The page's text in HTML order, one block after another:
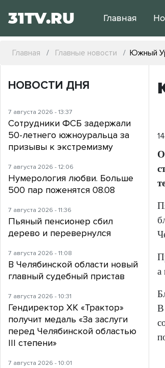
31TV.RU Главная
Главная Главные новости Южный
а
В
НОВОСТИ ДНЯ
7 августа 2026 - 13:37
Сотрудники ФСБ задержали
50-летнего южноуральца за
призывы к экстремизму
7 августа 2026 - 12:06
Нумерология любви. Больше
500 пар поженятся 08.08
7 августа 2026 - 11:36
Пьяный пенсионер сбил
дерево и перевернулся
7 августа 2026 - 11:08
В Челябинской области новый
главный судебный пристав
7 августа 2026 - 10:31
Гендиректор ХК «Трактор»
получит медаль «За заслуги
перед Челябинской областью
III степени»
7 августа 2026 - 10:01